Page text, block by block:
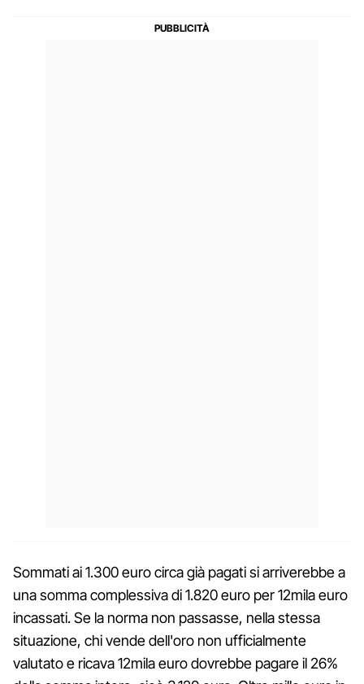
Sommati ai 1.300 euro circa già pagati si arriverebbe a
una somma complessiva di 1.820 euro per 12mila euro
incassati. Se la norma non passasse, nella stessa
situazione, chi vende dell'oro non ufficialmente
valutato e ricava 12mila euro dovrebbe pagare il 26%